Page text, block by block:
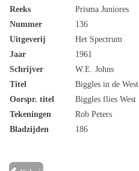
Reeks
Prisma Juniores
Nummer
136
Uitgeverij
Het Spectrum
Jaar
1961
Schrijver
W.E. Johns
Titel
Biggles in de West
Oorspr. titel
Biggles flies West
Tekeningen
Rob Peters
Bladzijden
186